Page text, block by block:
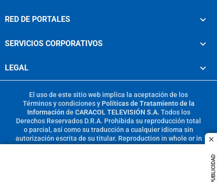
PUBLICIDAD
RED DE PORTALES
SERVICIOS CORPORATIVOS
LEGAL
El uso de este sitio web implica la aceptación de los
Términos y condicionesy Políticas de Tratamiento de la
Información de CARACOL TELEVISIÓN S.A. Todos los
Derechos Reservados D.R.A. Prohibida su reproducción total
o parcial, así como su traducción a cualquier idioma sin
autorización escrita de su titular. Reproduction in whole or in